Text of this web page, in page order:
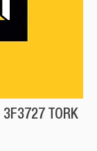
3F3727 TORK